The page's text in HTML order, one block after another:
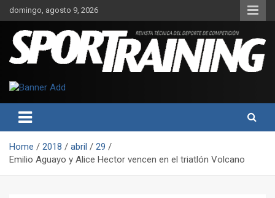
Skip
to
content
domingo, agosto 9, 2026
Revista técnica del deporte
Sport Training
rendimiento, nutrición y entrenamiento.
Home 2018 abril
29
Emilio Aguayo y Alice Hector vencen en el triatlón Volcano